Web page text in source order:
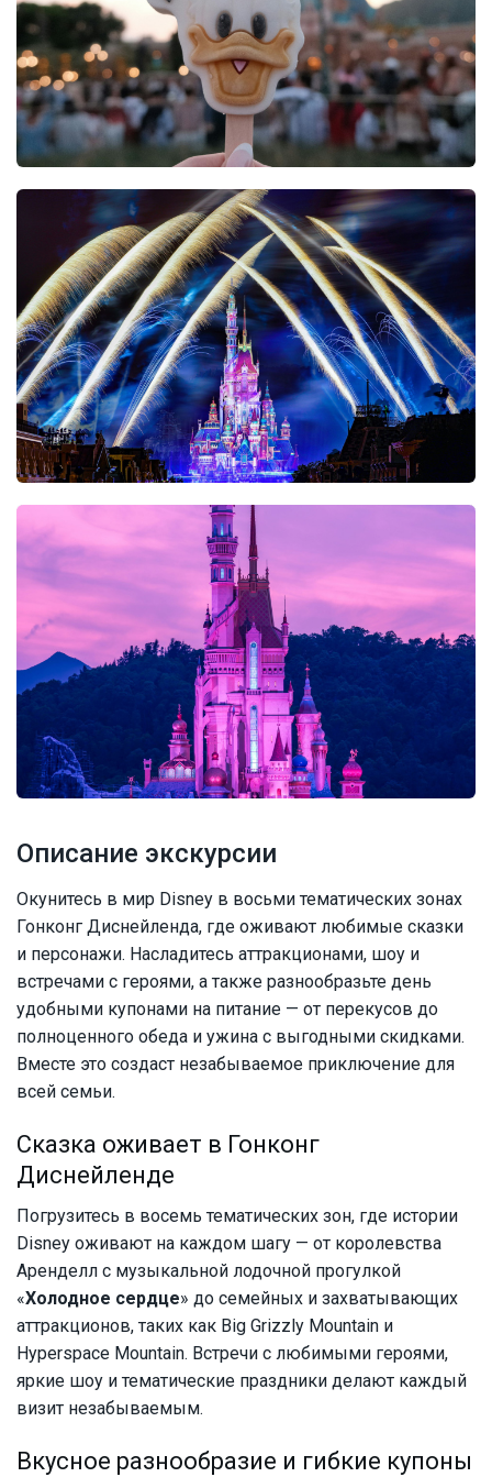
Описание экскурсии
Окунитесь в мир Disney в восьми тематических зонах
Гонконг Диснейленда, где оживают любимые сказки
и персонажи. Насладитесь аттракционами, шоу и
встречами с героями, а также разнообразьте день
удобными купонами на питание — от перекусов до
полноценного обеда и ужина с выгодными скидками.
Вместе это создаст незабываемое приключение для
всей семьи.
Сказка оживает в Гонконг
Диснейленде
Погрузитесь в восемь тематических зон, где истории
Disney оживают на каждом шагу — от королевства
Аренделл с музыкальной лодочной прогулкой
«Холодное сердце» до семейных и захватывающих
аттракционов, таких как Big Grizzly Mountain и
Hyperspace Mountain. Встречи с любимыми героями,
яркие шоу и тематические праздники делают каждый
визит незабываемым.
Вкусное разнообразие и гибкие купоны